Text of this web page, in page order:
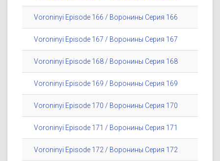
Voroninyi Episode 166 / Воронины Серия 166
Voroninyi Episode 167 / Воронины Серия 167
Voroninyi Episode 168 / Воронины Серия 168
Voroninyi Episode 169 / Воронины Серия 169
Voroninyi Episode 170 / Воронины Серия 170
Voroninyi Episode 171 / Воронины Серия 171
Voroninyi Episode 172 / Воронины Серия 172